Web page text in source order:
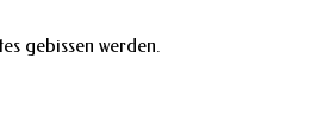
gebissen werden.